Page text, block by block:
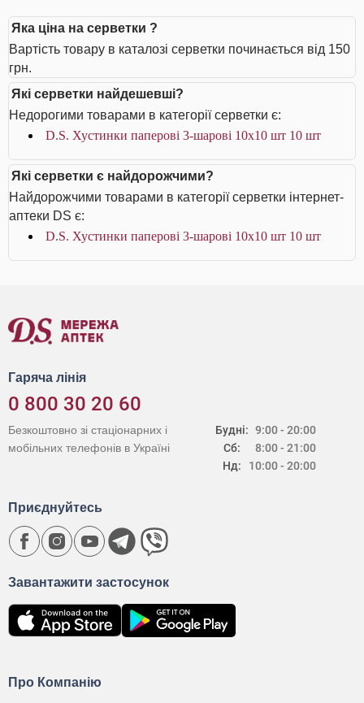
Яка ціна на серветки ?
Вартість товару в каталозі серветки починається від 150
грн.
Які серветки найдешевші?
Недорогими товарами в категорії серветки є:
D.S. Хустинки паперові 3-шарові 10х10 шт 10 шт
Які серветки є найдорожчими?
Найдорожчими товарами в категорії серветки інтернет-
аптеки DS є:
D.S. Хустинки паперові 3-шарові 10х10 шт 10 шт
Гаряча лінія
0 800 30 20 60
Будні:
Сб:
Нд:
9:00 - 20:00
8:00 - 21:00
10:00 - 20:00
Безкоштовно зі стаціонарних і
мобільних телефонів в Україні
Про Компанію
Завантажити застосунок
Приєднуйтесь